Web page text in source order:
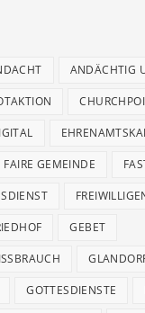
ANDÄCHTIG
FAIRE GEMEINDE
GEBET
GOTTESDIENSTE